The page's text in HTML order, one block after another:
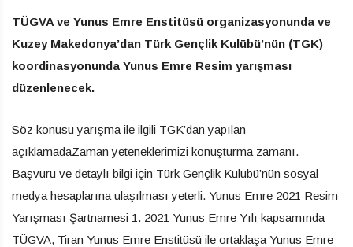
TÜGVA ve Yunus Emre Enstitüsü organizasyonunda ve
Kuzey Makedonya’dan Türk Gençlik Kulübü’nün (TGK)
koordinasyonunda Yunus Emre Resim yarışması
düzenlenecek.
Söz konusu yarışma ile ilgili TGK’dan yapılan
açıklamadaZaman yeteneklerimizi konuşturma zamanı.
Başvuru ve detaylı bilgi için Türk Gençlik Kulubü’nün sosyal
medya hesaplarına ulaşılması yeterli. Yunus Emre 2021 Resim
Yarışması Şartnamesi 1. 2021 Yunus Emre Yılı kapsamında
TÜGVA, Tiran Yunus Emre Enstitüsü ile ortaklaşa Yunus Emre